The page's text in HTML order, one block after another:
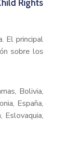
Rights
El principal
sobre los
Bolivia,
España,
Eslovaquia,